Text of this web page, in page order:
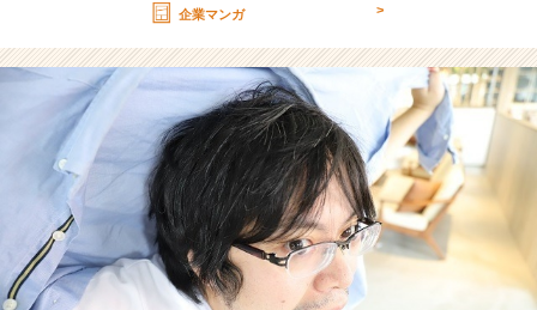
と
う
ご
ざ
い
ま
す！
【株
式
会
社
こ
企業マンガ >